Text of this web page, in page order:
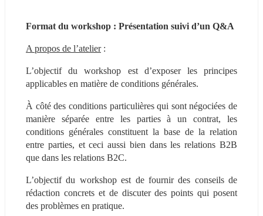
Format du workshop : Présentation suivi d’un Q&A
A propos de l’atelier :
L’objectif du workshop est d’exposer les principes
applicables en matière de conditions générales.
À côté des conditions particulières qui sont négociées de
manière séparée entre les parties à un contrat, les
conditions générales constituent la base de la relation
entre parties, et ceci aussi bien dans les relations B2B
que dans les relations B2C.
L’objectif du workshop est de fournir des conseils de
rédaction concrets et de discuter des points qui posent
des problèmes en pratique.